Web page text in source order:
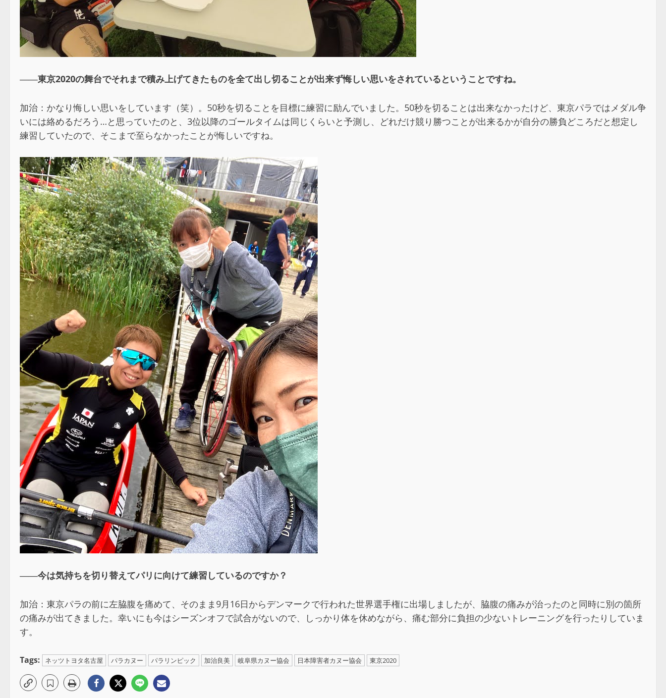
――東京2020の舞台でそれまで積み上げてきたものを全て出し切ることが出来ず悔しい思いをされているということですね。
加治：かなり悔しい思いをしています（笑）。50秒を切ることを目標に練習に励んでいました。50秒を切ることは出来なかったけど、東京パラではメダル争
いには絡めるだろう…と思っていたのと、3位以降のゴールタイムは同じくらいと予測し、どれだけ競り勝つことが出来るかが自分の勝負どころだと想定し
練習していたので、そこまで至らなかったことが悔しいですね。
――今は気持ちを切り替えてパリに向けて練習しているのですか？
加治：東京パラの前に左脇腹を痛めて、そのまま9月16日からデンマークで行われた世界選手権に出場しましたが、脇腹の痛みが治ったのと同時に別の箇所
の痛みが出てきました。幸いにも今はシーズンオフで試合がないので、しっかり体を休めながら、痛む部分に負担の少ないトレーニングを行ったりしていま
す。
Tags: ネッツトヨタ名古屋 パラカヌー パラリンピック 加治良美 岐阜県カヌー協会 日本障害者カヌー協会 東京2020